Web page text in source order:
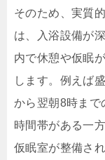
そのため、実質
は、入浴設備が
内で休憩や仮眠
します。例えば
から翌朝8時まで
時間帯がある一
仮眠室が整備さ